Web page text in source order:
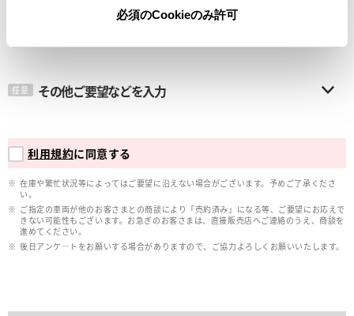
必須のCookieのみ許可
任意 その他ご要望などを入力
利用規約に同意する
在庫や繁忙状況等によってはご要望に沿えない場合がございます。予めご了承くださ
い。
ご指定の車両が他のお客さまとの商談により「売約済み」になる等、ご要望にお応えで
きない可能性もございます。お急ぎのお客さまは、直接販売店へご連絡のうえ、商談を
進めてください。
後日アンケ―トをお願いする場合がありますので、ご協力よろしくお願いいたします。